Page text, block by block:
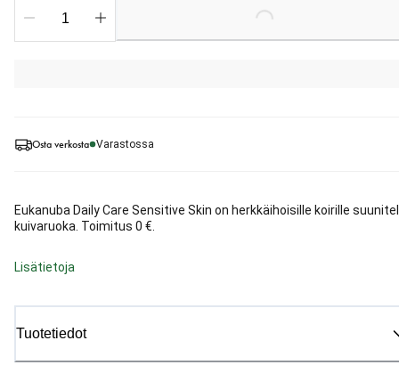
Osta verkosta Varastossa
Eukanuba Daily Care Sensitive Skin on herkkäihoisille koirille
kuivaruoka. Toimitus 0 €.
Lisätietoja
Tuotetiedot
Loading...